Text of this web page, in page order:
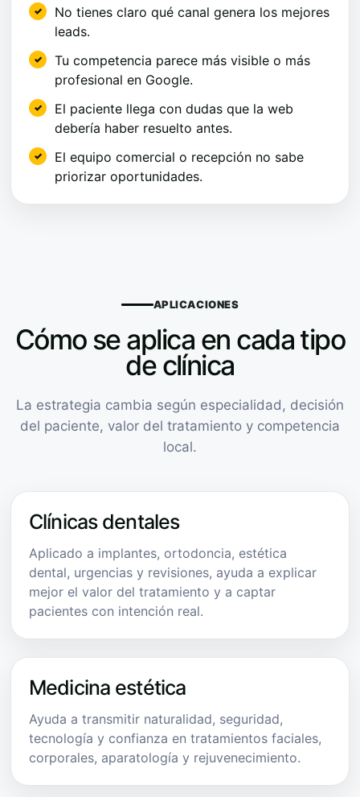
No tienes claro qué canal genera los mejores
leads.
Tu competencia parece más visible o más
profesional en Google.
El paciente llega con dudas que la web
debería haber resuelto antes.
El equipo comercial o recepción no sabe
priorizar oportunidades.
APLICACIONES
Cómo se aplica en cada tipo
de clínica
La estrategia cambia según especialidad, decisión
del paciente, valor del tratamiento y competencia
local.
Clínicas dentales
Aplicado a implantes, ortodoncia, estética
dental, urgencias y revisiones, ayuda a explicar
mejor el valor del tratamiento y a captar
pacientes con intención real.
Medicina estética
Ayuda a transmitir naturalidad, seguridad,
tecnología y confianza en tratamientos faciales,
corporales, aparatología y rejuvenecimiento.